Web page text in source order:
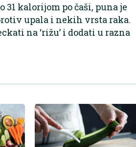
31 kalorijom po čaši, puna je
upala i nekih vrsta raka.
na ‘rižu’ i dodati u razna